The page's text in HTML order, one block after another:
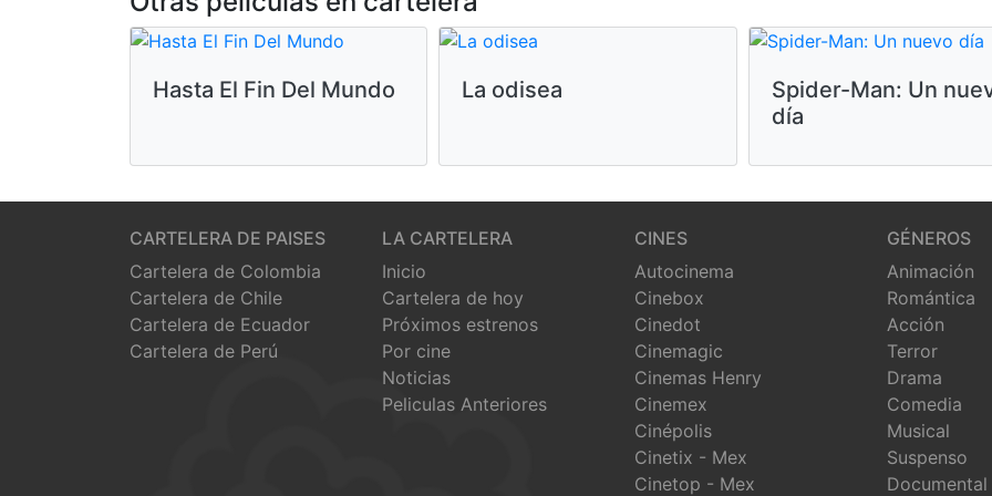
Hasta El Fin Del Mundo La odisea
Spider-Man: Un
día
CARTELERA DE PAISES
Cartelera de Colombia
Cartelera de Chile
Cartelera de Ecuador
Cartelera de Perú
LA CARTELERA
Inicio
Cartelera de hoy
Próximos estrenos
Por cine
Noticias
Peliculas Anteriores
CINES
Autocinema
Cinebox
Cinedot
Cinemagic
Cinemas Henry
Cinemex
Cinépolis
Cinetix - Mex
Cinetop - Mex
GÉNEROS
Animación
Romántica
Acción
Terror
Drama
Comedia
Musical
Suspenso
Documental